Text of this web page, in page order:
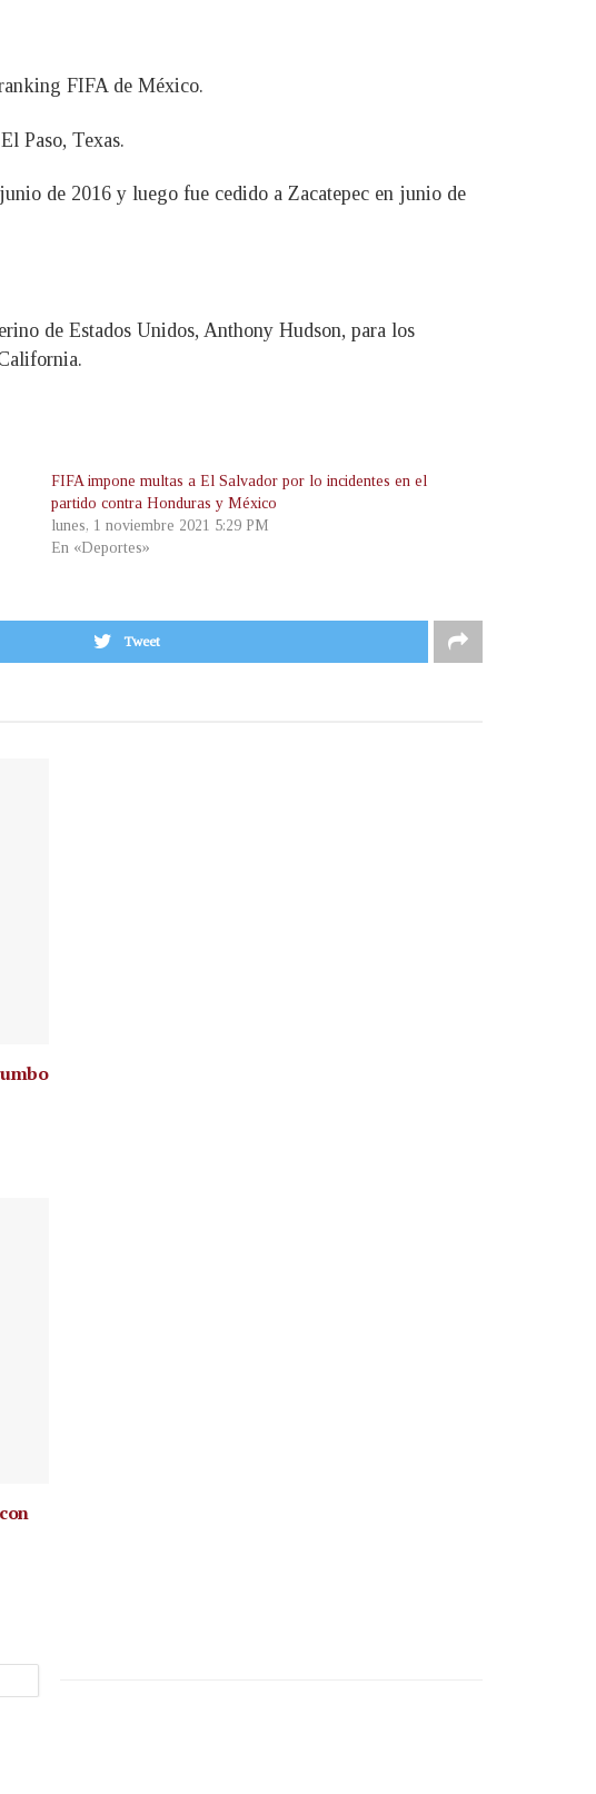
FIFA de México.
Paso, Texas.
de 2016 y luego fue cedido a Zacatepec en junio de
de Estados Unidos, Anthony Hudson, para los
FIFA impone multas a El Salvador por lo incidentes en el
partido contra Honduras y México
lunes, 1 noviembre 2021 5:29 PM
En «Deportes»
Tweet